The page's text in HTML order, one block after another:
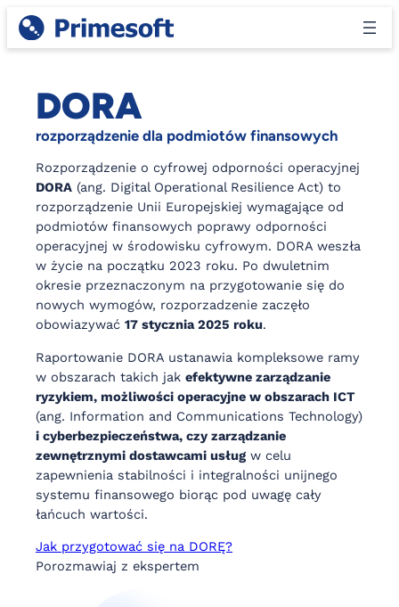
Przejdź
do
treści
DORA
rozporządzenie dla podmiotów finansowych
Rozporządzenie o cyfrowej odporności operacyjnej
DORA (ang. Digital Operational Resilience Act) to
rozporządzenie Unii Europejskiej wymagające od
podmiotów finansowych poprawy odporności
operacyjnej w środowisku cyfrowym. DORA weszła
w życie na początku 2023 roku. Po dwuletnim
okresie przeznaczonym na przygotowanie się do
nowych wymogów, rozporzadzenie zaczęło
obowiazywać 17 stycznia 2025 roku.
Raportowanie DORA ustanawia kompleksowe ramy
w obszarach takich jak efektywne zarządzanie
ryzykiem, możliwości operacyjne w obszarach ICT
(ang. Information and Communications Technology)
i cyberbezpieczeństwa, czy zarządzanie
zewnętrznymi dostawcami usług w celu
zapewnienia stabilności i integralności unijnego
systemu finansowego biorąc pod uwagę cały
łańcuch wartości.
Jak przygotować się na DORĘ?
Porozmawiaj z ekspertem